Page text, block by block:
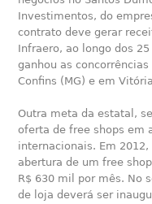
Investimentos, do
contrato deve gerar
Infraero, ao longo dos
ganhou as
Confins (MG) e em
Outra meta da estatal,
oferta de free shops em
internacionais. Em
abertura de um free
R$ 630 mil por mês. No
de loja deverá ser